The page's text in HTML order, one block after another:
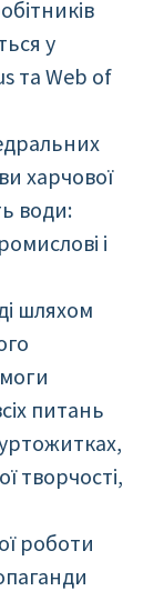
у
та Web of
харчової
води:
і
шляхом
питань
творчості,
роботи